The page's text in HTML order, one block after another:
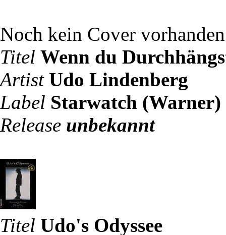
Noch kein Cover vorhanden
Titel Wenn du
Artist Udo Lindenberg
Label Starwatch (Warner)
Release unbekannt
Titel Udo's Odyssee